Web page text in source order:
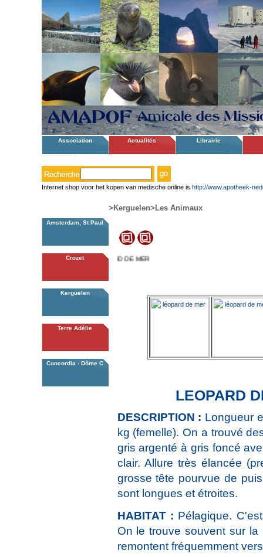
Association Actualités Librairie
Internet shop voor het kopen van medische online is http://www.apotheek-
>Kerguelen>Les Animaux
LEOPARD DE MER
LEOPARD
DESCRIPTION : Longueur
kg (femelle). On a trouvé
gris argenté à gris foncé
clair. Allure très élancée
grosse tête pourvue de
sont longues et étroites.
HABITAT : Pélagique.
On le trouve souvent sur
remontent fréquemment
Amsterdam, St Paul
Crozet
Kerguelen
Terre Adélie
Concordia - Dôme C